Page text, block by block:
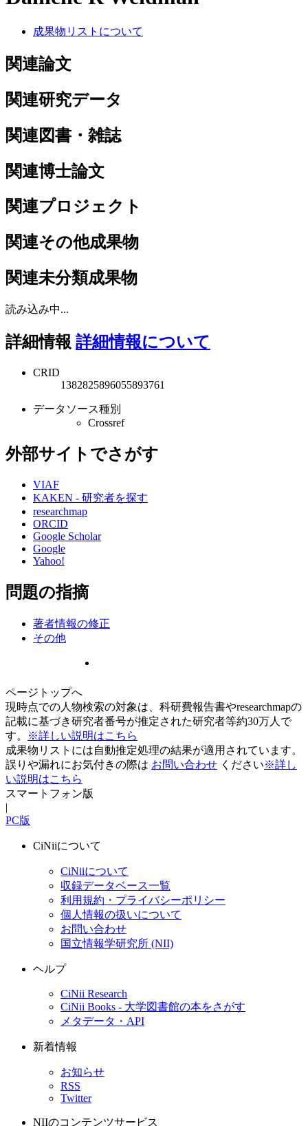
成果物リストについて
関連論文
関連研究データ
関連図書・雑誌
関連博士論文
関連プロジェクト
関連その他成果物
関連未分類成果物
読み込み中...
詳細情報 詳細情報について
CRID
1382825896055893761
データソース種別
Crossref
外部サイトでさがす
VIAF
KAKEN - 研究者を探す
researchmap
ORCID
Google Scholar
Google
Yahoo!
問題の指摘
著者情報の修正
その他
ページトップへ
現時点での人物検索の対象は、科研費報告書やresearchmapの
記載に基づき研究者番号が推定された研究者等約30万人で
す。
※詳しい説明はこちら
成果物リストには自動推定処理の結果が適用されています。
誤りや漏れにお気付きの際は お問い合わせ ください※詳し
い説明はこちら
スマートフォン版
|
PC版
CiNiiについて
CiNiiについて
収録データベース一覧
利用規約・プライバシーポリシー
個人情報の扱いについて
お問い合わせ
国立情報学研究所 (NII)
ヘルプ
CiNii Research
CiNii Books - 大学図書館の本をさがす
メタデータ・API
新着情報
お知らせ
RSS
Twitter
NIIのコンテンツサービス